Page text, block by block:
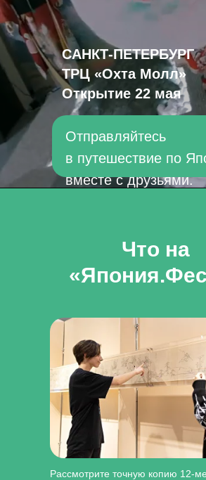
Отправляйтесь
в путешествие по
вместе с друзьями.
САНКТ-ПЕТЕРБУРГ
ТРЦ «Охта Молл»
Открытие 22 мая
Рассмотрите точную копию 12-
Что на